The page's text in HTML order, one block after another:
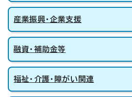
産業振興・企業支援
融資・補助金等
福祉・介護・障がい関連